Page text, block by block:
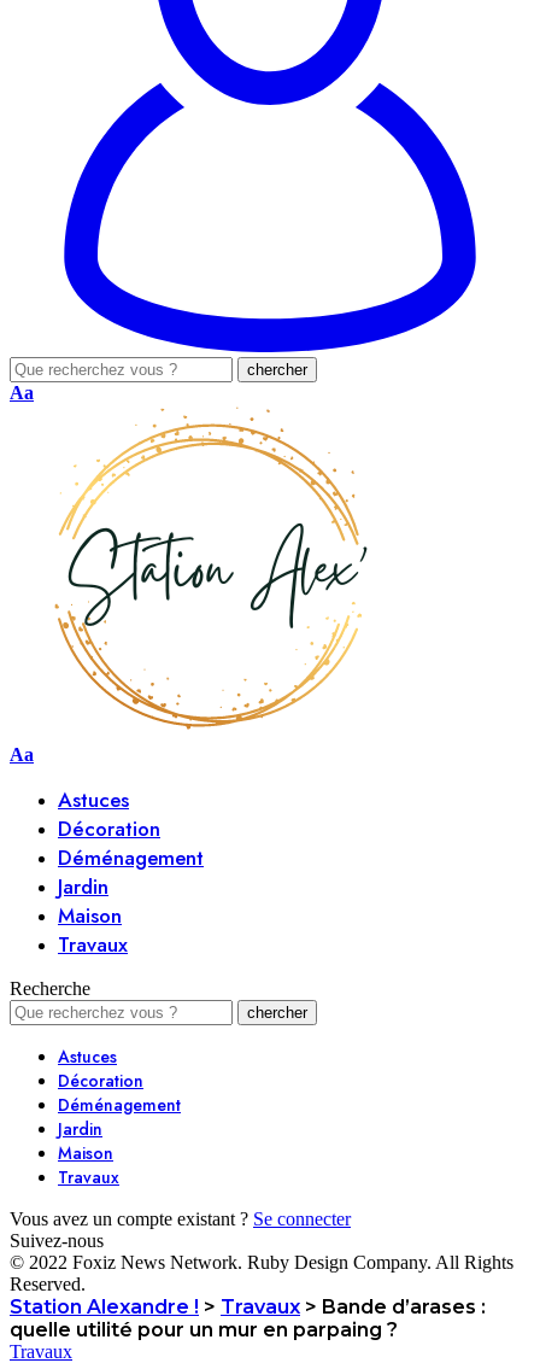
Aa
Aa
Astuces
Décoration
Déménagement
Jardin
Maison
Travaux
Recherche
Astuces
Décoration
Déménagement
Jardin
Maison
Travaux
Vous avez un compte existant ? Se connecter
Suivez-nous
© 2022 Foxiz News Network. Ruby Design Company. All Rights
Reserved.
Station Alexandre ! > Travaux > Bande d’arases :
quelle utilité pour un mur en parpaing ?
Travaux